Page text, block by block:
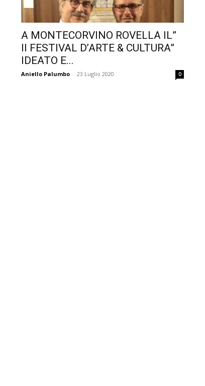
A MONTECORVINO ROVELLA IL”
II FESTIVAL D’ARTE & CULTURA”
IDEATO E...
Aniello Palumbo - 23 Luglio 2020 0